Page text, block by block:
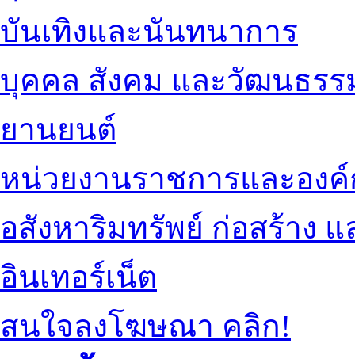
บันเทิงและนันทนาการ
บุคคล สังคม และวัฒนธรร
ยานยนต์
หน่วยงานราชการและอง
อสังหาริมทรัพย์ ก่อสร้าง
อินเทอร์เน็ต
สนใจลงโฆษณา คลิก!